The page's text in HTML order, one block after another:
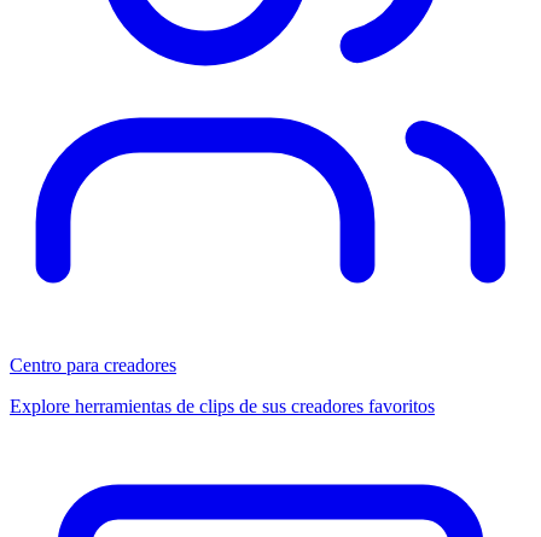
Centro para creadores
Explore herramientas de clips de sus creadores favoritos